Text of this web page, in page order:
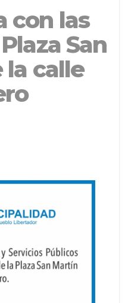
con las
San
la calle